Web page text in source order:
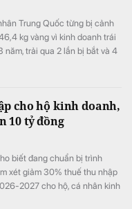
Trung Quốc từng bị cảnh
kg vàng vì kinh doanh trái
năm, trải qua 2 lần bị bắt và 4
cho hộ kinh doanh,
10 tỷ đồng
biết đang chuẩn bị trình
xét giảm 30% thuế thu nhập
2027 cho hộ, cá nhân kinh